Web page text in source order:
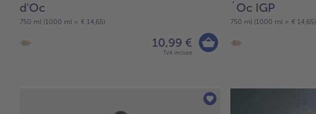
d'Oc
750 ml (1000 ml = € 14,65)
10,99 €
TVA incluse
´Oc IGP
750 ml (1000 ml = € 14,65)